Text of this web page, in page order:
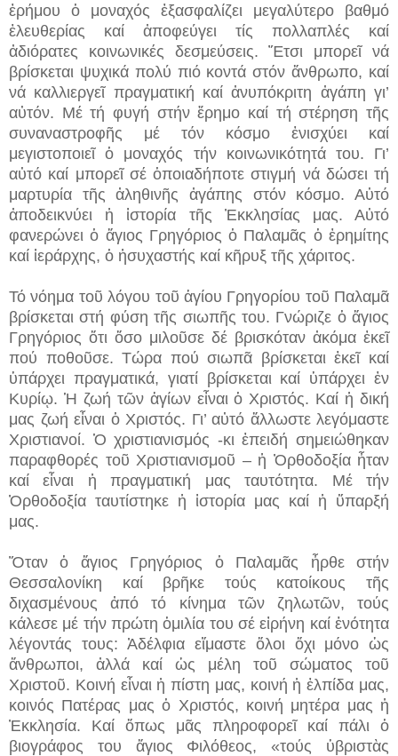
ἐρήμου ὁ μοναχός ἐξασφαλίζει μεγαλύτερο βαθμό
ἐλευθερίας καί ἀποφεύγει τίς πολλαπλές καί
ἀδιόρατες κοινωνικές δεσμεύσεις. Ἔτσι μπορεῖ νά
βρίσκεται ψυχικά πολύ πιό κοντά στόν ἄνθρωπο, καί
νά καλλιεργεῖ πραγματική καί ἀνυπόκριτη ἀγάπη γι’
αὐτόν. Μέ τή φυγή στήν ἔρημο καί τή στέρηση τῆς
συναναστροφῆς μέ τόν κόσμο ἐνισχύει καί
μεγιστοποιεῖ ὁ μοναχός τήν κοινωνικότητά του. Γι’
αὐτό καί μπορεῖ σέ ὁποιαδήποτε στιγμή νά δώσει τή
μαρτυρία τῆς ἀληθινῆς ἀγάπης στόν κόσμο. Αὐτό
ἀποδεικνύει ἡ ἱστορία τῆς Ἐκκλησίας μας. Αὐτό
φανερώνει ὁ ἅγιος Γρηγόριος ὁ Παλαμᾶς ὁ ἐρημίτης
καί ἱεράρχης, ὁ ἡσυχαστής καί κῆρυξ τῆς χάριτος.
Τό νόημα τοῦ λόγου τοῦ ἁγίου Γρηγορίου τοῦ Παλαμᾶ
βρίσκεται στή φύση τῆς σιωπῆς του. Γνώριζε ὁ ἅγιος
Γρηγόριος ὅτι ὅσο μιλοῦσε δέ βρισκόταν ἀκόμα ἐκεῖ
πού ποθοῦσε. Τώρα πού σιωπᾶ βρίσκεται ἐκεῖ καί
ὑπάρχει πραγματικά, γιατί βρίσκεται καί ὑπάρχει ἐν
Κυρίῳ. Ἡ ζωή τῶν ἁγίων εἶναι ὁ Χριστός. Καί ἡ δική
μας ζωή εἶναι ὁ Χριστός. Γι’ αὐτό ἄλλωστε λεγόμαστε
Χριστιανοί. Ὁ χριστιανισμός -κι ἐπειδή σημειώθηκαν
παραφθορές τοῦ Χριστιανισμοῦ – ἡ Ὀρθοδοξία ἦταν
καί εἶναι ἡ πραγματική μας ταυτότητα. Μέ τήν
Ὀρθοδοξία ταυτίστηκε ἡ ἱστορία μας καί ἡ ὕπαρξή
μας.
Ὅταν ὁ ἅγιος Γρηγόριος ὁ Παλαμᾶς ἦρθε στήν
Θεσσαλονίκη καί βρῆκε τούς κατοίκους τῆς
διχασμένους ἀπό τό κίνημα τῶν ζηλωτῶν, τούς
κάλεσε μέ τήν πρώτη ὁμιλία του σέ εἰρήνη καί ἑνότητα
λέγοντάς τους: Ἀδέλφια εἴμαστε ὅλοι ὄχι μόνο ὡς
ἄνθρωποι, ἀλλά καί ὡς μέλη τοῦ σώματος τοῦ
Χριστοῦ. Κοινή εἶναι ἡ πίστη μας, κοινή ἡ ἐλπίδα μας,
κοινός Πατέρας μας ὁ Χριστός, κοινή μητέρα μας ἡ
Ἐκκλησία. Καί ὅπως μᾶς πληροφορεῖ καί πάλι ὁ
βιογράφος του ἅγιος Φιλόθεος, «τούς ὑβριστὰς